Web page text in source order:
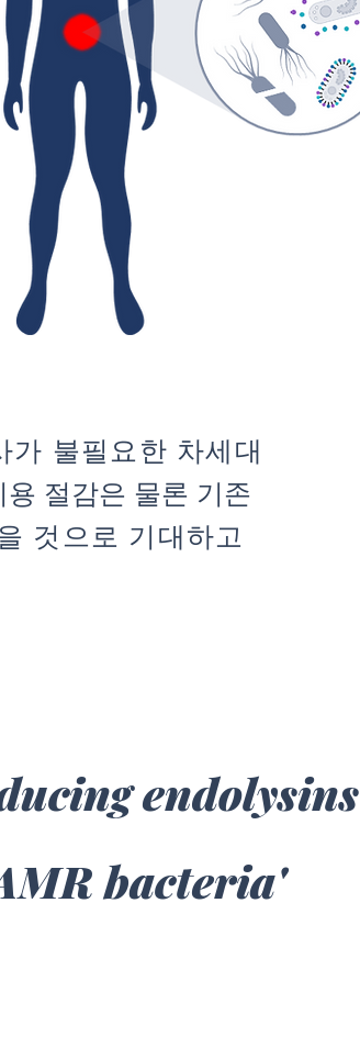
가 불필요한 차세대
절감은 물론 기존
것으로 기대하고
endolysins
bacteria'